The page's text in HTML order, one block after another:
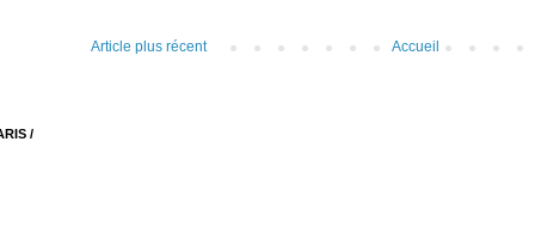
Article plus récent Accueil
/